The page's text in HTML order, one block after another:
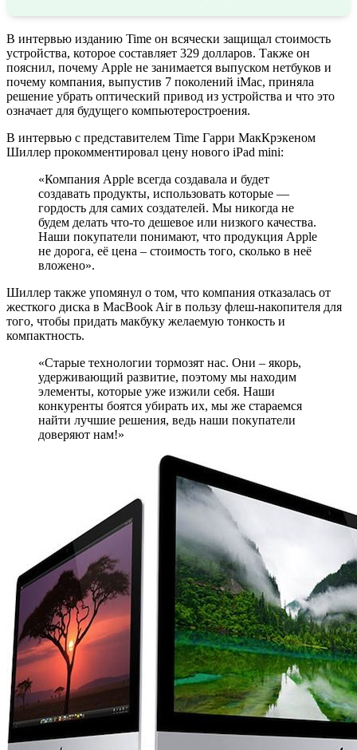
В интервью изданию Time он всячески защищал стоимость
устройства, которое составляет 329 долларов. Также он
пояснил, почему Apple не занимается выпуском нетбуков и
почему компания, выпустив 7 поколений iMac, приняла
решение убрать оптический привод из устройства и что это
означает для будущего компьютеростроения.
В интервью с представителем Time Гарри МакКрэкеном
Шиллер прокомментировал цену нового iPad mini:
«Компания Apple всегда создавала и будет
создавать продукты, использовать которые —
гордость для самих создателей. Мы никогда не
будем делать что-то дешевое или низкого качества.
Наши покупатели понимают, что продукция Apple
не дорога, её цена – стоимость того, сколько в неё
вложено».
Шиллер также упомянул о том, что компания отказалась от
жесткого диска в MacBook Air в пользу флеш-накопителя для
того, чтобы придать макбуку желаемую тонкость и
компактность.
«Старые технологии тормозят нас. Они – якорь,
удерживающий развитие, поэтому мы находим
элементы, которые уже изжили себя. Наши
конкуренты боятся убирать их, мы же стараемся
найти лучшие решения, ведь наши покупатели
доверяют нам!»